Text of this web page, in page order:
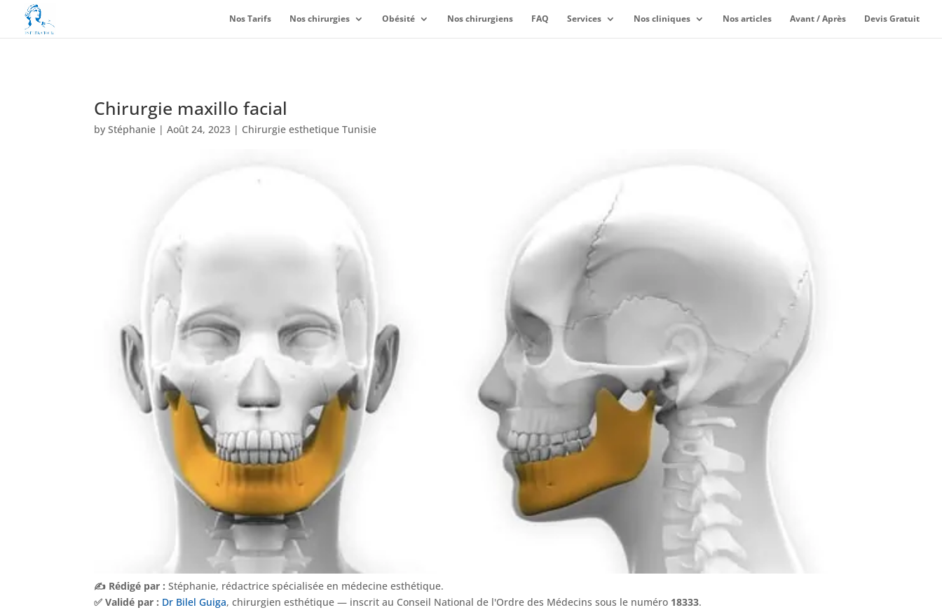
Nos Tarifs Nos chirurgies Obésité Nos chirurgiens FAQ Services Nos cliniques Nos articles Avant / Après Devis Gratuit
Chirurgie maxillo facial
byStéphanie |Août 24, 2023 | Chirurgie esthetique Tunisie
✍️ Rédigé par : Stéphanie, rédactrice spécialisée en médecine esthétique.
✅ Validé par : Dr Bilel Guiga, chirurgien esthétique — inscrit au Conseil National de l'Ordre des Médecins sous le numéro 18333.